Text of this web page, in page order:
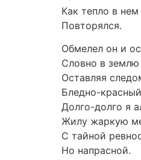
Как тепло в
Повторялся.
Обмелел он и
Словно в землю
Оставляя
Бледно-
Долго-долго я
Жилу жаркую
С тайной
Но напрасной.